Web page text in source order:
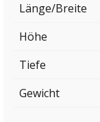
Länge/Breite
Höhe
Tiefe
Gewicht